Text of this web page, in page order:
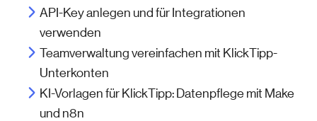
API-Key anlegen und für Integrationen
verwenden
Teamverwaltung vereinfachen mit KlickTipp-
Unterkonten
KI-Vorlagen für KlickTipp: Datenpflege mit Make
und n8n